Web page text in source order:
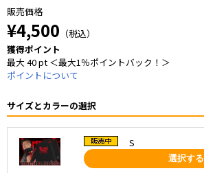
販売価格
¥4,500 （税込）
獲得ポイント
最大 40 pt ＜最大1％ポイントバック！＞
ポイントについて
サイズとカラーの選択
S
選択する